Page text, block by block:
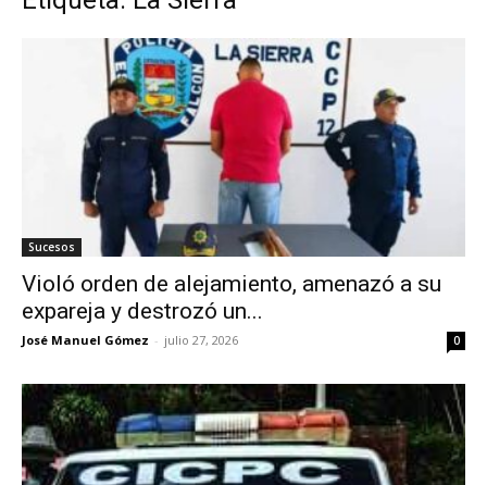
Sucesos
Violó orden de alejamiento, amenazó a su
expareja y destrozó un...
José Manuel Gómez - julio 27, 2026 0